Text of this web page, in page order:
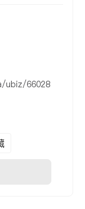
ubiz/66028